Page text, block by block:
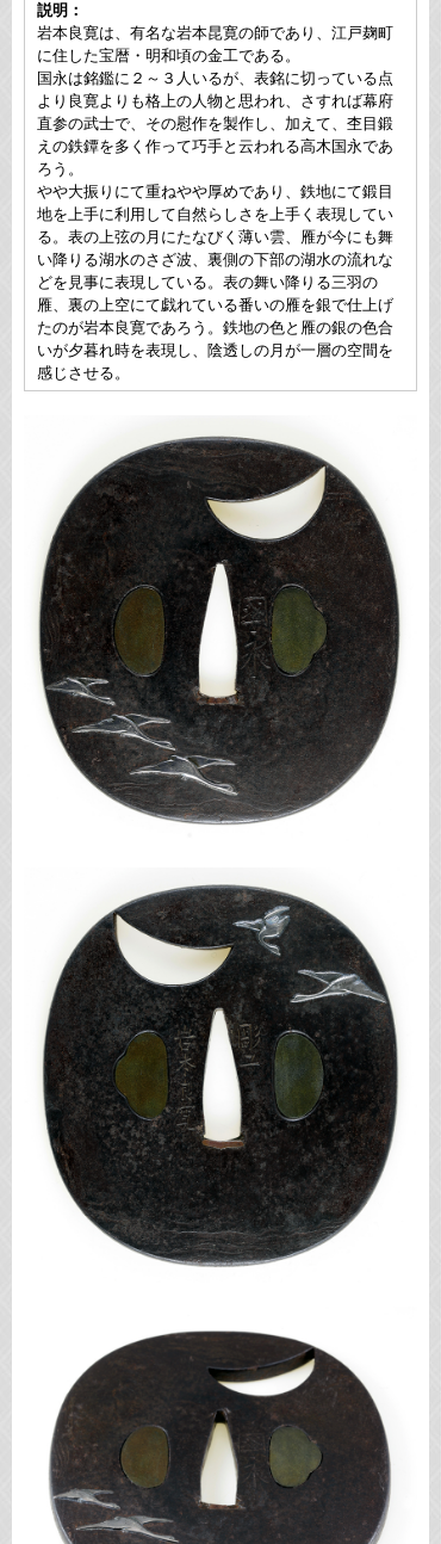
説明：
岩本良寛は、有名な岩本昆寛の師であり、江戸麹町
に住した宝暦・明和頃の金工である。
国永は銘鑑に２～３人いるが、表銘に切っている点
より良寛よりも格上の人物と思われ、さすれば幕府
直参の武士で、その慰作を製作し、加えて、杢目鍛
えの鉄鐔を多く作って巧手と云われる高木国永であ
ろう。
やや大振りにて重ねやや厚めであり、鉄地にて鍛目
地を上手に利用して自然らしさを上手く表現してい
る。表の上弦の月にたなびく薄い雲、雁が今にも舞
い降りる湖水のさざ波、裏側の下部の湖水の流れな
どを見事に表現している。表の舞い降りる三羽の
雁、裏の上空にて戯れている番いの雁を銀で仕上げ
たのが岩本良寛であろう。鉄地の色と雁の銀の色合
いが夕暮れ時を表現し、陰透しの月が一層の空間を
感じさせる。